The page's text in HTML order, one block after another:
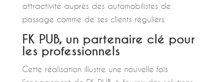
attractivité auprès des automobilistes de
passage comme de ses clients réguliers.
FK PUB, un partenaire clé pour
les professionnels
Cette réalisation illustre une nouvelle fois